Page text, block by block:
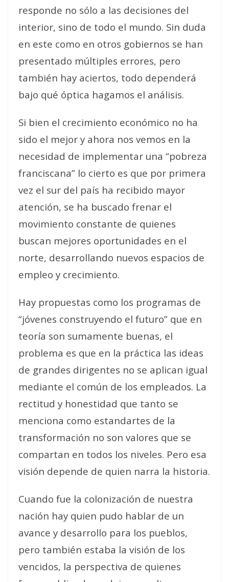
responde no sólo a las decisiones del
interior, sino de todo el mundo. Sin duda
en este como en otros gobiernos se han
presentado múltiples errores, pero
también hay aciertos, todo dependerá
bajo qué óptica hagamos el análisis.
Si bien el crecimiento económico no ha
sido el mejor y ahora nos vemos en la
necesidad de implementar una “pobreza
franciscana” lo cierto es que por primera
vez el sur del país ha recibido mayor
atención, se ha buscado frenar el
movimiento constante de quienes
buscan mejores oportunidades en el
norte, desarrollando nuevos espacios de
empleo y crecimiento.
Hay propuestas como los programas de
“jóvenes construyendo el futuro” que en
teoría son sumamente buenas, el
problema es que en la práctica las ideas
de grandes dirigentes no se aplican igual
mediante el común de los empleados. La
rectitud y honestidad que tanto se
menciona como estandartes de la
transformación no son valores que se
compartan en todos los niveles. Pero esa
visión depende de quien narra la historia.
Cuando fue la colonización de nuestra
nación hay quien pudo hablar de un
avance y desarrollo para los pueblos,
pero también estaba la visión de los
vencidos, la perspectiva de quienes